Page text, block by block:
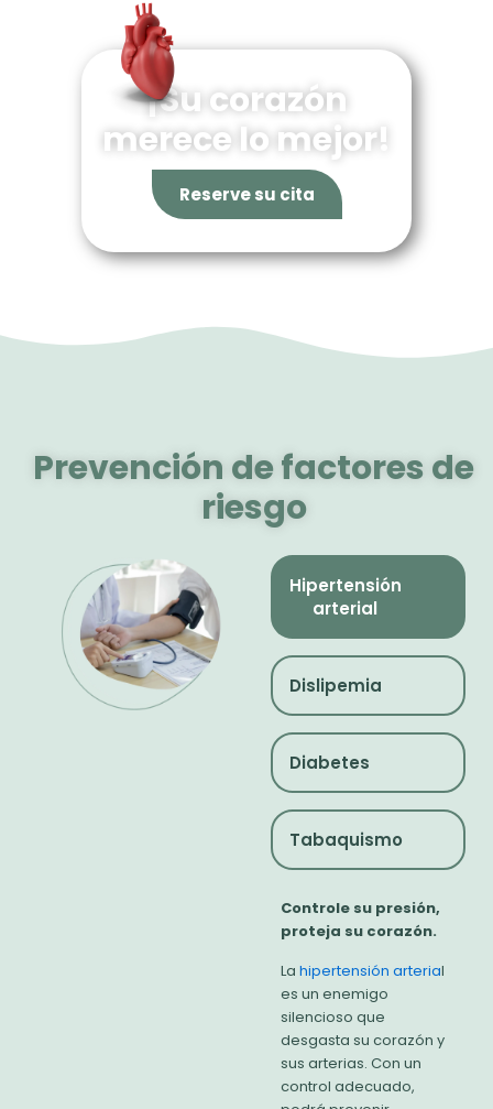
¡Su corazón
merece lo mejor!
Reserve su cita
Prevención de factores de
riesgo
Hipertensión
arterial
Dislipemia
Diabetes
Tabaquismo
Controle su presión,
proteja su corazón.​
La hipertensión arterial
es un enemigo
silencioso que
desgasta su corazón y
sus arterias. Con un
control adecuado,